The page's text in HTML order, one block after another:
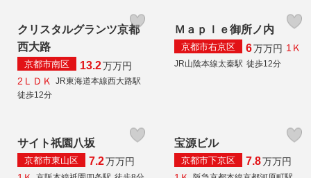
クリスタルグランツ京都
西大路
京都市南区 13.2万万円
2ＬＤＫ
JR東海道本線西大路駅
徒歩12分
Ｍａｐｌｅ御所ノ内
京都市右京区 6万万円 1Ｋ
JR山陰本線太秦駅 徒歩12分
サイト祇園八坂
京都市東山区 7.2万万円
宝源ビル
京都市下京区 7.8万万円